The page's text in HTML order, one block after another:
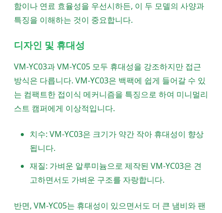
함이나 연료 효율성을 우선시하든, 이 두 모델의 사양과
특징을 이해하는 것이 중요합니다.
디자인 및 휴대성
VM-YC03과 VM-YC05 모두 휴대성을 강조하지만 접근
방식은 다릅니다. VM-YC03은 백팩에 쉽게 들어갈 수 있
는 컴팩트한 접이식 메커니즘을 특징으로 하여 미니멀리
스트 캠퍼에게 이상적입니다.
치수: VM-YC03은 크기가 약간 작아 휴대성이 향상
됩니다.
재질: 가벼운 알루미늄으로 제작된 VM-YC03은 견
고하면서도 가벼운 구조를 자랑합니다.
반면, VM-YC05는 휴대성이 있으면서도 더 큰 냄비와 팬